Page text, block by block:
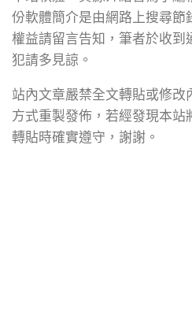
份軟體簡介是由網路上搜尋節
權益請留言告知，筆者於收到
犯請多見諒。
站內文章嚴禁全文轉貼或修改
方式重製發佈，若經發現本站
轉貼時確實遵守，謝謝。